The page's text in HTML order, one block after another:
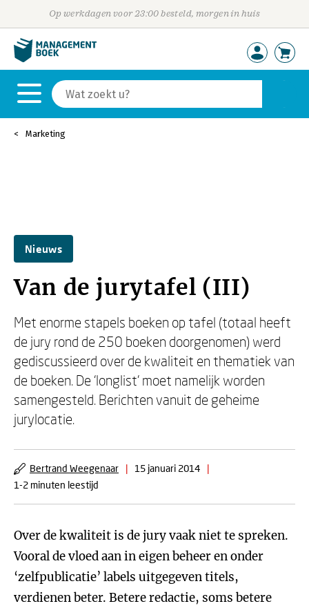
Op werkdagen voor 23:00 besteld, morgen in huis
Marketing
Nieuws
Van de jurytafel (III)
Met enorme stapels boeken op tafel (totaal heeft
de jury rond de 250 boeken doorgenomen) werd
gediscussieerd over de kwaliteit en thematiek van
de boeken. De ‘longlist’ moet namelijk worden
samengesteld. Berichten vanuit de geheime
jurylocatie.
Bertrand Weegenaar | 15 januari 2014
|
1-2 minuten leestijd
Over de kwaliteit is de jury vaak niet te spreken.
Vooral de vloed aan in eigen beheer en onder
‘zelfpublicatie’ labels uitgegeven titels,
verdienen beter. Betere redactie, soms betere